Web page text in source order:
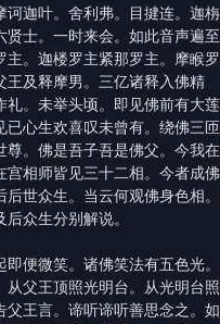
迦叶。舍利弗。目揵连。迦栴
士。一时来会。如此音声遍至
。迦楼罗主紧那罗主。摩睺罗
王及释摩男。三亿诸释入佛精
。未举头顷。即见佛前有大莲
心生欢喜叹未曾有。绕佛三匝
。佛是吾子吾是佛父。今我在
相师皆见三十二相。今者成佛
世众生。当云何观佛身色相。
众生分别解说。
便微笑。诸佛笑法有五色光。
父王顶照光明台。从光明台照
王言。谛听谛听善思念之。如